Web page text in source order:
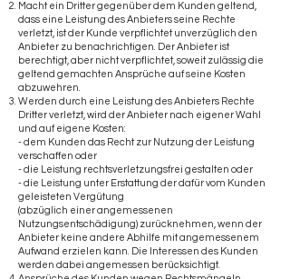
Macht ein Dritter gegenüber dem Kunden geltend,
dass eine Leistung des Anbieters seine Rechte
verletzt, ist der Kunde verpflichtet unverzüglich den
Anbieter zu benachrichtigen. Der Anbieter ist
berechtigt, aber nicht verpflichtet, soweit zulässig die
geltend gemachten Ansprüche auf seine Kosten
abzuwehren.
Werden durch eine Leistung des Anbieters Rechte
Dritter verletzt, wird der Anbieter nach eigener Wahl
und auf eigene Kosten:
- dem Kunden das Recht zur Nutzung der Leistung
verschaffen oder
- die Leistung rechtsverletzungsfrei gestalten oder
- die Leistung unter Erstattung der dafür vom Kunden
geleisteten Vergütung
(abzüglich einer angemessenen
Nutzungsentschädigung) zurücknehmen, wenn der
Anbieter keine andere Abhilfe mit angemessenem
Aufwand erzielen kann. Die Interessen des Kunden
werden dabei angemessen berücksichtigt.